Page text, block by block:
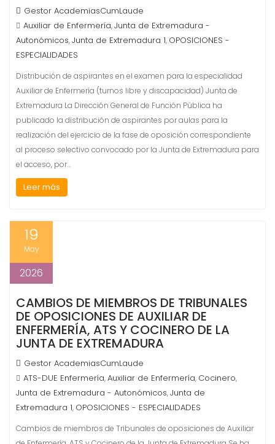
Gestor AcademiasCumLaude
Auxiliar de Enfermería,Junta de Extremadura -
Autonómicos,Junta de Extremadura 1, OPOSICIONES -
ESPECIALIDADES
Distribución de aspirantes en el examen para la especialidad
Auxiliar de Enfermería (turnos libre y discapacidad) Junta de
Extremadura La Dirección General de Función Pública ha
publicado la distribución de aspirantes por aulas para la
realización del ejercicio de la fase de oposición correspondiente
al proceso selectivo convocado por la Junta de Extremadura para
el acceso, por…
Leer más
19
May
2026
CAMBIOS DE MIEMBROS DE TRIBUNALES
DE OPOSICIONES DE AUXILIAR DE
ENFERMERÍA, ATS Y COCINERO DE LA
JUNTA DE EXTREMADURA
Gestor AcademiasCumLaude
ATS-DUE Enfermería,Auxiliar de Enfermería, Cocinero,
Junta de Extremadura - Autonómicos,Junta de
Extremadura 1, OPOSICIONES - ESPECIALIDADES
Cambios de miembros de Tribunales de oposiciones de Auxiliar